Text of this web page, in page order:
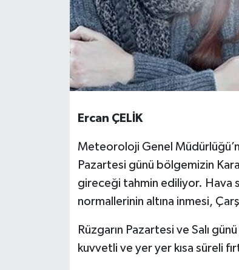
Ercan ÇELİK
Meteoroloji Genel
Pazartesi günü bölgemizin
gireceği tahmin ediliyor. Hava
normallerinin altına inmesi,
Rüzgarın Pazartesi ve Salı
kuvvetli ve yer yer kısa süreli